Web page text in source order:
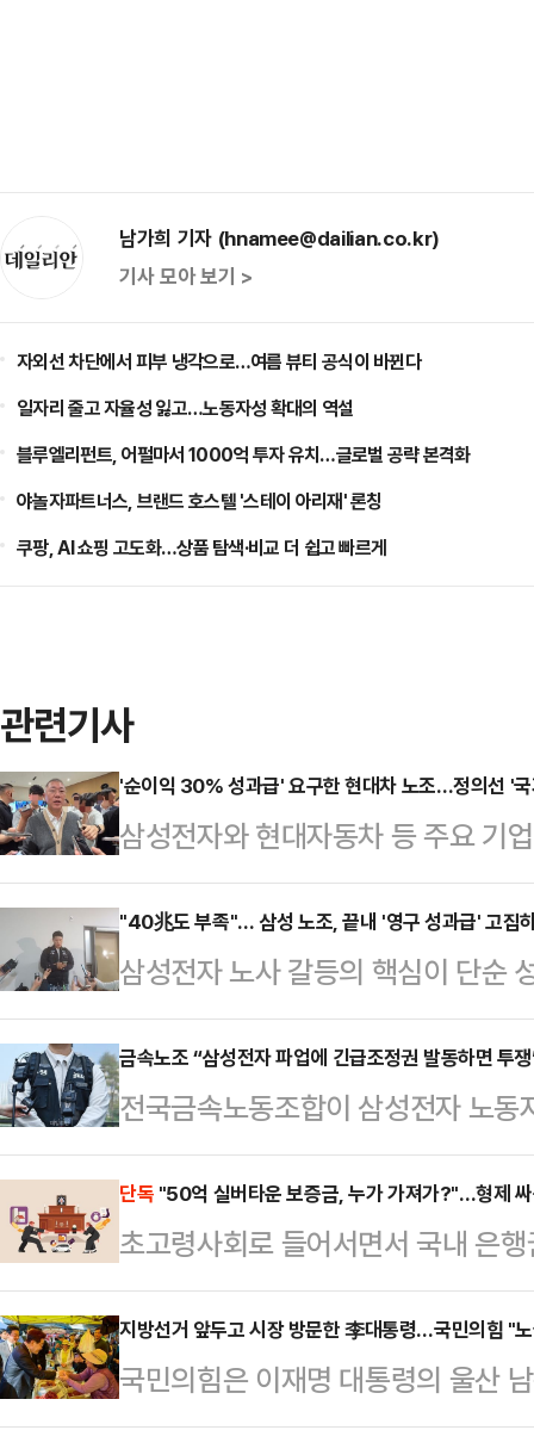
남가희 기자 (hnamee@dailian.co.kr)
기사 모아 보기 >
자외선 차단에서 피부 냉각으로…여름 뷰티 공식이 바뀐다
일자리 줄고 자율성 잃고…노동자성 확대의 역설
블루엘리펀트, 어펄마서 1000억 투자 유치…글로벌 공략 본격화
야놀자파트너스, 브랜드 호스텔 '스테이 아리재' 론칭
쿠팡, AI 쇼핑 고도화…상품 탐색·비교 더 쉽고 빠르게
관련기사
'순이익 30% 성과급' 요구한 현대차 노조…정의선 '
삼성전자와 현대자동차 등 주요 기
갈등이 확산하는 가운데 정의선 현
사와 주주, 국가 발전을 함께 고려
날 열리는 현대차그룹 양재사옥 로
홀'에 앞서 현대차그룹 양재사옥에
갈등과 관련한 대응 방향을 묻는 질
회사가 발전할 수 있고 주주들도 중
러 가지를 고려해서 판…
"40兆도 부족"… 삼성 노조, 끝내 '영구 성과급' 고집
삼성전자 노사 갈등의 핵심이 단순
조'로 옮겨가고 있다. 중앙노동위
실상 40조원에 달하는 특별보상 가
노조는 "제도화 없이는 의미 없다"
따르면 삼성전자 사측은 이날 노조
회사 측은 "중노위 사후조정 과정
대화를 요청했다. 앞서 중노위도
를 공식 요…
금속노조 “삼성전자 파업에 긴급조정권 발동하면 투
전국금속노동조합이 삼성전자 노
발동할 경우 투쟁에 나서겠다고 경
부가 직권으로 파업중지권인 긴급
것”이라며 “노동3권을 난도질하는
조는 삼성전자 노조의 파업 가능성
는 데 대해 강하게 반발했다.노조는
자본과 보수 언론들이 앞다투어 긴
른 손실액을 언급하며 총공세를 퍼…
단독 "50억 실버타운 보증금, 누가 가져가?"…형제
초고령사회로 들어서면서 국내 은
언대용신탁'으로 사업 영역을 넓히
급화로 입주보증금이 수십억원대
융권 최초로 전용 상품을 출시할
한·하나·우리은행 등 주요 시중은
지방선거 앞두고 시장 방문한 李대통령…국민의힘 "
국민의힘은 이재명 대통령의 울산
을 두고 "노골적인 선거운동"이라